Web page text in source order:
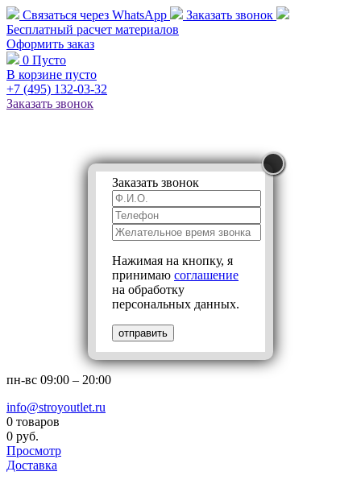
Связаться через WhatsApp
Заказать звонок
Бесплатный расчет материалов
Оформить заказ
0 Пусто
В корзине пусто
+7 (495) 132-03-32
Заказать звонок
Заказать звонок
Нажимая на кнопку, я
принимаю соглашение
на обработку
персональных данных.
отправить
пн-вс 09:00 – 20:00
info@stroyoutlet.ru
0 товаров
0 руб.
Просмотр
Доставка